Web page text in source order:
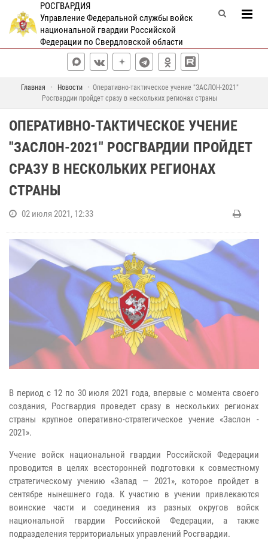
РОСГВАРДИЯ
Управление Федеральной службы войск
национальной гвардии Российской
Федерации по Свердловской области
Главная Новости
Оперативно-тактическое учение "ЗАСЛОН-2021"
Росгвардии пройдет сразу в нескольких регионах страны
ОПЕРАТИВНО-ТАКТИЧЕСКОЕ УЧЕНИЕ
"ЗАСЛОН-2021" РОСГВАРДИИ ПРОЙДЕТ
СРАЗУ В НЕСКОЛЬКИХ РЕГИОНАХ
СТРАНЫ
02 июля 2021, 12:33
В период с 12 по 30 июля 2021 года, впервые с момента своего
создания, Росгвардия проведет сразу в нескольких регионах
страны крупное оперативно-стратегическое учение «Заслон -
2021».
Учение войск национальной гвардии Российской Федерации
проводится в целях всесторонней подготовки к совместному
стратегическому учению «Запад — 2021», которое пройдет в
сентябре нынешнего года. К участию в учении привлекаются
воинские части и соединения из разных округов войск
национальной гвардии Российской Федерации, а также
подразделения территориальных управлений Росгвардии.